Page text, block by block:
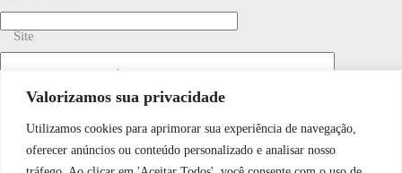
Valorizamos sua privacidade
Utilizamos cookies para aprimorar sua experiência de navegação,
oferecer anúncios ou conteúdo personalizado e analisar nosso
Site
Adicionar comentário
WhatsApp JF Tech